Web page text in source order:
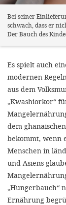
Bei seiner
schwach, dass er
Der Bauch des
Es spielt auch
modernen
aus dem
„Kwashiorkor“
dem
bekommt, wenn
Menschen in
und Asiens
„Hungerbauch“
Ernährung